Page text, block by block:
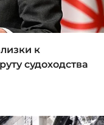
к
судоходства